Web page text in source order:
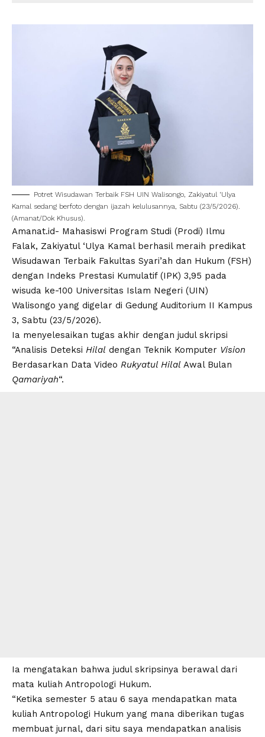
Potret Wisudawan Terbaik FSH UIN Walisongo, Zakiyatul ‘Ulya
Kamalsedang berfoto dengan ijazah kelulusannya, Sabtu (23/5/2026).
(Amanat/Dok Khusus).
Amanat.id- Mahasiswi Program Studi (Prodi) Ilmu
Falak, Zakiyatul ‘Ulya Kamalberhasil meraih predikat
Wisudawan Terbaik Fakultas Syari’ah dan Hukum (FSH)
dengan Indeks Prestasi Kumulatif (IPK) 3,95 pada
wisuda ke-100 Universitas Islam Negeri (UIN)
Walisongo yang digelar di Gedung Auditorium II Kampus
3, Sabtu (23/5/2026).
Ia menyelesaikan tugas akhir dengan judul skripsi
“Analisis Deteksi Hilal dengan Teknik Komputer Vision
Berdasarkan Data Video Rukyatul Hilal Awal Bulan
Qamariyah“.
Ia mengatakan bahwa judul skripsinya berawal dari
mata kuliah Antropologi Hukum.
“Ketika semester 5 atau 6 saya mendapatkan mata
kuliah Antropologi Hukum yang mana diberikan tugas
membuat jurnal, dari situ saya mendapatkan analisis